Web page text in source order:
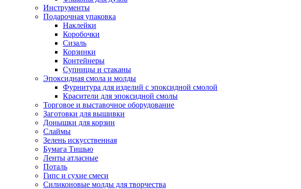
Инструменты
Подарочная упаковка
Наклейки
Коробочки
Сизаль
Корзинки
Контейнеры
Супницы и стаканы
Эпоксидная смола и молды
Фурнитура для изделий с эпоксидной смолой
Красители для эпоксидной смолы
Торговое и выставочное оборудование
Заготовки для вышивки
Донышки для корзин
Слаймы
Зелень искусственная
Бумага Тишью
Ленты атласные
Поталь
Гипс и сухие смеси
Силиконовые молды для творчества